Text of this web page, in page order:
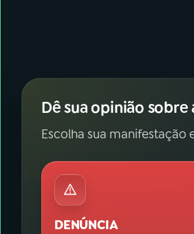
Dê sua opinião
Escolha sua manifestação
DENÚNCIA